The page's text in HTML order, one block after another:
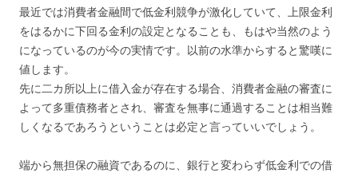
最近では消費者金融間で低金利競争が激化していて、上限金利
をはるかに下回る金利の設定となることも、もはや当然のよう
になっているのが今の実情です。以前の水準からすると驚嘆に
値します。
先に二カ所以上に借入金が存在する場合、消費者金融の審査に
よって多重債務者とされ、審査を無事に通過することは相当難
しくなるであろうということは必定と言っていいでしょう。
端から無担保の融資であるのに、銀行と変わらず低金利での借